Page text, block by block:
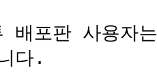
배포판 사용자
다.